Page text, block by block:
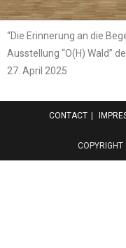
“Die Erinnerung an die
Ausstellung “O(H) Wald”
27. April 2025
CONTACT